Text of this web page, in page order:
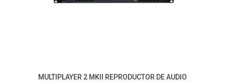
MULTIPLAYER 2 MKII REPRODUCTOR DE AUDIO